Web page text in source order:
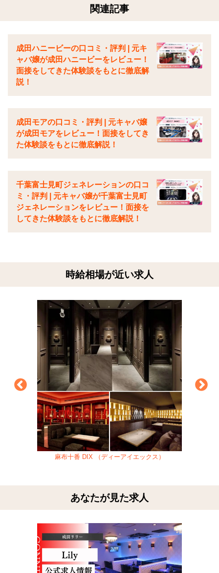
関連記事
成田ハニービーの口コミ・評判 | 元キ
ャバ嬢が成田ハニービーをレビュー！
面接をしてきた体験談をもとに徹底解
説！
成田モアの口コミ・評判 | 元キャバ嬢
が成田モアをレビュー！面接をしてき
た体験談をもとに徹底解説！
千葉富士見町ジェネレーションの口コ
ミ・評判 | 元キャバ嬢が千葉富士見町
ジェネレーションをレビュー！面接を
してきた体験談をもとに徹底解説！
時給相場が近い求人
麻布十番 DIX （ディーアイエックス）
あなたが見た求人